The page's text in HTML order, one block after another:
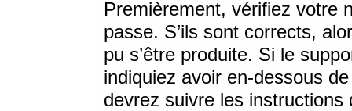
Premièrement, vérifiez votre
passe. S’ils sont corrects,
pu s’être produite. Si le
indiquiez avoir en-dessous
devrez suivre les